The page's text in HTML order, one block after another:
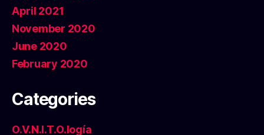
April 2021
November 2020
June 2020
February 2020
Categories
O.V.N.I.T.O.logía